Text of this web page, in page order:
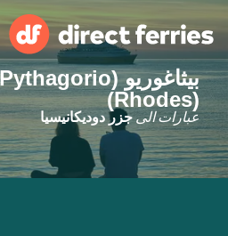
البلدان
تذاكر العبّارة
(Rhodes)
عبارات الى جزر دوديكانيسيا